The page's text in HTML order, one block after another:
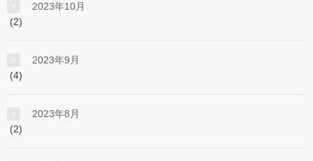
2023年10月
(2)
2023年9月
(4)
2023年8月
(2)